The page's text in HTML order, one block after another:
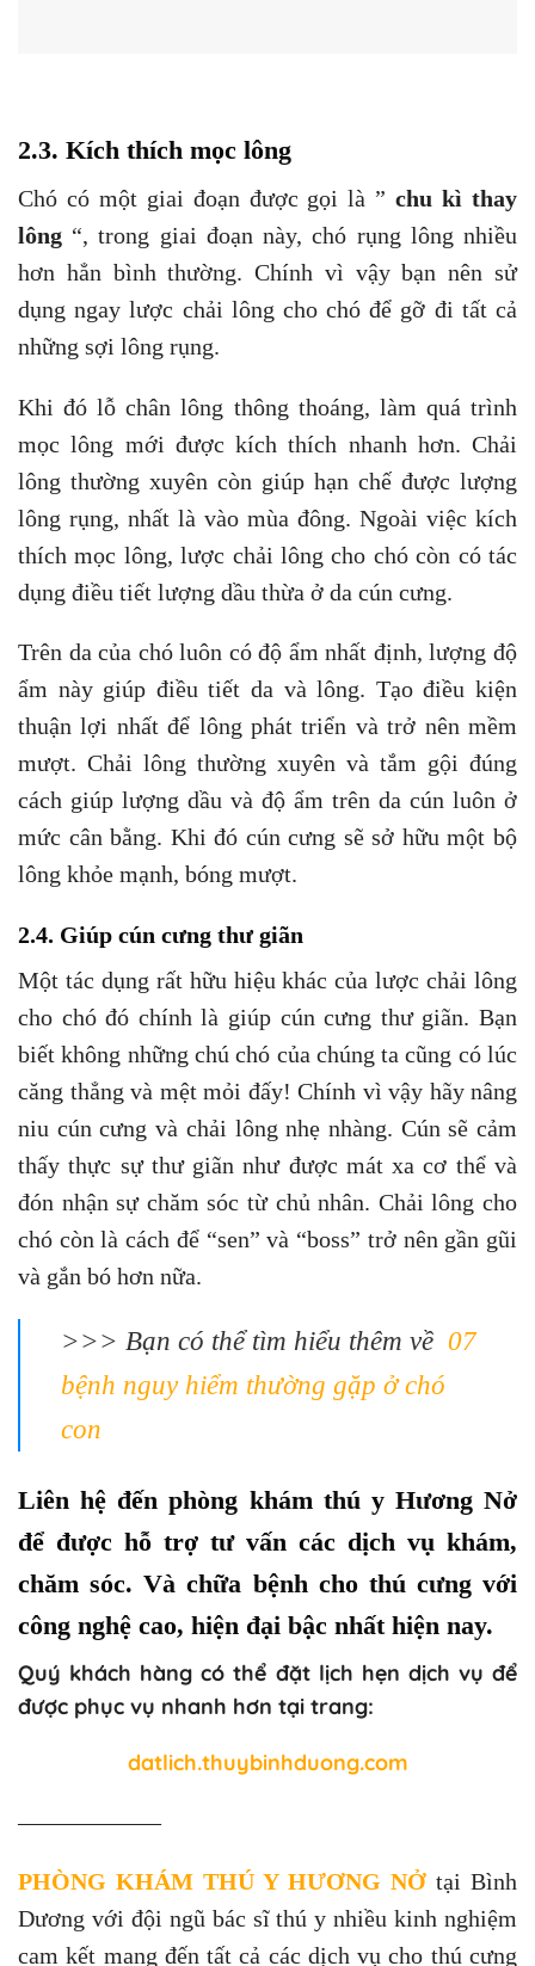
Khi đó lỗ chân lông thông thoáng, làm quá trình
mọc lông mới được kích thích nhanh hơn. Chải
lông thường xuyên còn giúp hạn chế được lượng
lông rụng, nhất là vào mùa đông. Ngoài việc kích
thích mọc lông, lược chải lông cho chó còn có tác
dụng điều tiết lượng dầu thừa ở da cún cưng.
Trên da của chó luôn có độ ẩm nhất định, lượng độ
ẩm này giúp điều tiết da và lông. Tạo điều kiện
thuận lợi nhất để lông phát triển và trở nên mềm
mượt. Chải lông thường xuyên và tắm gội đúng
cách giúp lượng dầu và độ ẩm trên da cún luôn ở
mức cân bằng. Khi đó cún cưng sẽ sở hữu một bộ
2.4. Giúp cún cưng thư giãn
Một tác dụng rất hữu hiệu khác của lược chải lông
cho chó đó chính là giúp cún cưng thư giãn. Bạn
biết không những chú chó của chúng ta cũng có lúc
căng thẳng và mệt mỏi đấy! Chính vì vậy hãy nâng
niu cún cưng và chải lông nhẹ nhàng. Cún sẽ cảm
đón nhận sự chăm sóc từ chủ nhân. Chải lông cho
chó còn là cách để “sen” và “boss” trở nên gần gũi
và gắn bó hơn nữa.
>>> Bạn có thể tìm hiểu thêm về07
bệnh nguy hiểm thường gặp ở chó
con
Liên hệ đến phòng khám thú y Hương Nở
để được hỗ trợ tư vấn các dịch vụ khám,
chăm sóc. Và chữa bệnh cho thú cưng với
công nghệ cao, hiện đại bậc nhất hiện nay.
được phục vụ nhanh hơn tại trang:
datlich.thuybinhduong.com
——————
PHÒNG KHÁM THÚ Y HƯƠNG NỞtại Bình
Dương với đội ngũ bác sĩ thú y nhiều kinh nghiệm
cam kết mang đến tất cả các dịch vụ cho thú cưng
TẬN TỤY – TẬN TÌNH
Điện thoại: 02742.480 616 – Hotline:
0973.560.989 (Ths. BSTY Nở)